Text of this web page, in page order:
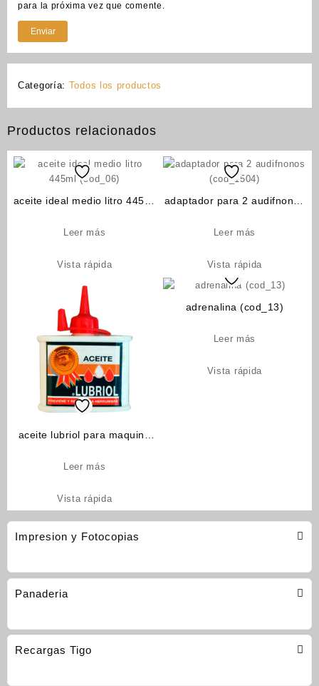
Impresion y Fotocopias
Panaderia
Recargas Tigo
para la próxima vez que comente.
Categoría: Todos los productos
Productos relacionados
aceite ideal medio litro 445ml
Leer más
Vista rápida
adaptador para 2 audifnonos
Leer más
Vista rápida
aceite lubriol para maquina
Leer más
Vista rápida
adrenalina (cod_13)
Leer más
Vista rápida